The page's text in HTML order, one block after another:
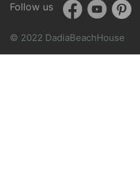
Follow us
© 2022 DadiaBeachHouse